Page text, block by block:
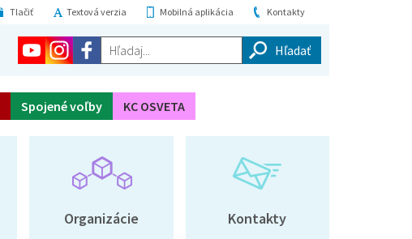
Kontakty
Mobilná aplikácia
Textová verzia
Tlačiť
Hľadaj...
Spojené voľby KC OSVETA
Organizácie Kontakty